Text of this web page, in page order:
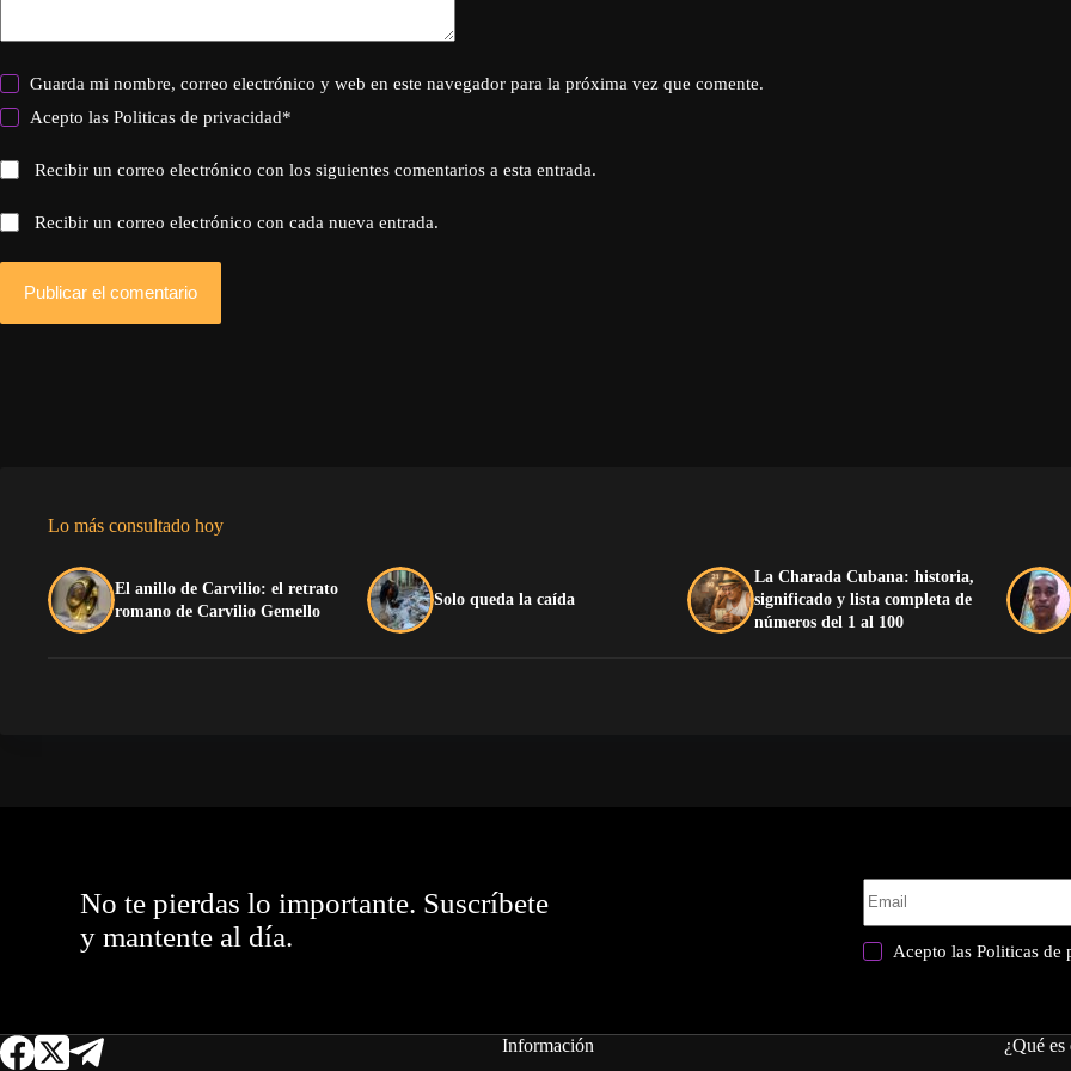
Guarda mi nombre, correo electrónico y web en este navegador para la próxima vez que comente.
Acepto lasPoliticas de privacidad*
Recibir un correo electrónico con los siguientes comentarios a esta entrada.
Recibir un correo electrónico con cada nueva entrada.
Publicar el comentario
Lo más consultado hoy
El anillo de Carvilio: el retrato
romano de Carvilio Gemello
Solo queda la caída
La Charada Cubana: historia,
significado y lista completa de
números del 1 al 100
No te pierdas lo importante. Suscríbete
y mantente al día.
Acepto lasPoliticas de
Información ¿Qué